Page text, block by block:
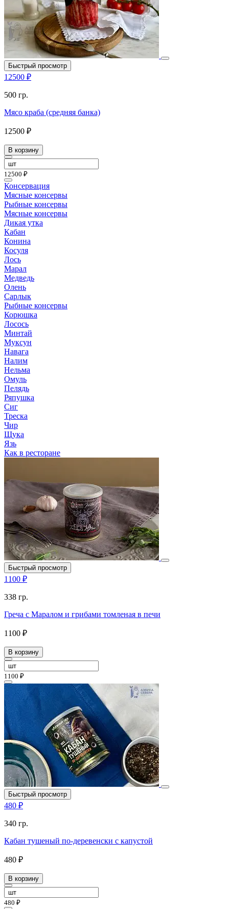
Быстрый просмотр
12500 ₽
500 гр.
Мясо краба (средняя банка)
12500 ₽
В корзину
12500 ₽
Консервация
Мясные консервы
Рыбные консервы
Мясные консервы
Дикая утка
Кабан
Конина
Косуля
Лось
Марал
Медведь
Олень
Сарлык
Рыбные консервы
Корюшка
Лосось
Минтай
Муксун
Навага
Налим
Нельма
Омуль
Пелядь
Ряпушка
Сиг
Треска
Чир
Щука
Язь
Как в ресторане
Быстрый просмотр
1100 ₽
338 гр.
Греча с Маралом и грибами томленая в печи
1100 ₽
В корзину
1100 ₽
Быстрый просмотр
480 ₽
340 гр.
Кабан тушеный по-деревенски с капустой
480 ₽
В корзину
480 ₽